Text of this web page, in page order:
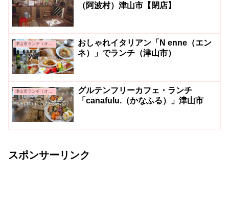
（阿波村）津山市【閉店】
津山市ランチ（オシャレ系・カフェ系）
おしゃれイタリアン「N enne（エン
ネ）」でランチ（津山市）
津山市ランチ（オシャレ系・カフェ系）
グルテンフリーカフェ・ランチ
「canafulu.（かなふる）」津山市
スポンサーリンク